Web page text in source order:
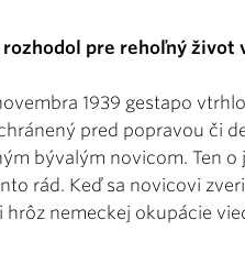
rozhodol pre rehoľný život
1939 gestapo
pred popravou či
bývalým novicom. Ten o
rád. Keď sa novicovi
nemeckej okupácie